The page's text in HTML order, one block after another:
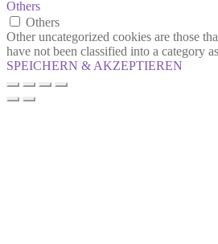
Others
Others
Other uncategorized cookies are those
have not been classified into a category
SPEICHERN & AKZEPTIEREN